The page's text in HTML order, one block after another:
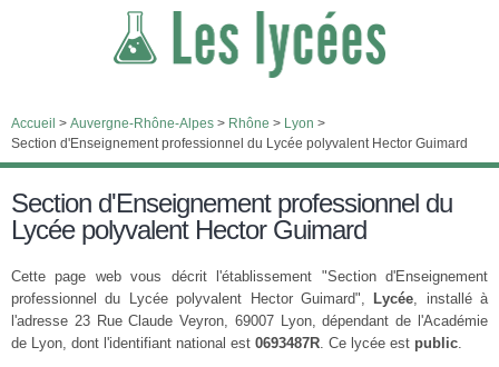
Accueil > Auvergne-Rhône-Alpes > Rhône > Lyon >
Section d'Enseignement professionnel du Lycée polyvalent Hector Guimard
Section d'Enseignement professionnel du
Lycée polyvalent Hector Guimard
Cette page web vous décrit l'établissement "Section d'Enseignement
professionnel du Lycée polyvalent Hector Guimard",
Lycée, installé à
l'adresse 23 Rue Claude Veyron, 69007 Lyon, dépendant de l'Académie
de Lyon, dont l'identifiant national est 0693487R. Ce lycée est public.